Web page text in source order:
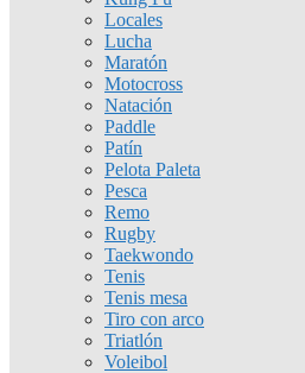
Locales
Lucha
Maratón
Motocross
Natación
Paddle
Patín
Pelota Paleta
Pesca
Remo
Rugby
Taekwondo
Tenis
Tenis mesa
Tiro con arco
Triatlón
Voleibol